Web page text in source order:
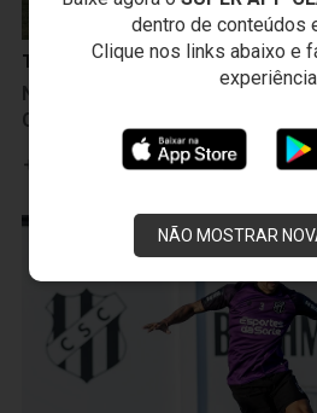
dentro de conteúdos
Clique nos links abaixo e
NÃO MOSTRAR
Treinos
Na manhã seguinte à vitória
Ceará inicia treinamentos para
Leia mais